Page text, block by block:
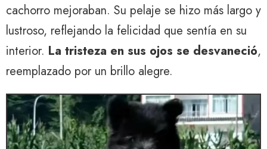
cachorro mejoraban. Su pelaje se hizo más largo y
lustroso, reflejando la felicidad que sentía en su
interior. La tristeza en sus ojos se desvaneció,
reemplazado por un brillo alegre.